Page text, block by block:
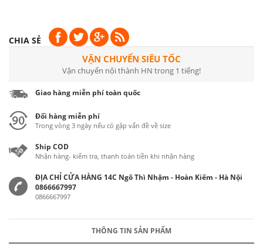
CHIA SẺ
VẬN CHUYỂN SIÊU TỐC
Vận chuyển nội thành HN trong 1 tiếng!
Giao hàng miễn phí toàn quốc
Đổi hàng miễn phí
Trong vòng 3 ngày nếu có gặp vấn đề về size
Ship COD
Nhận hàng- kiểm tra, thanh toán tiền khi nhận hàng
ĐỊA CHỈ CỬA HÀNG 14C Ngô Thì Nhậm - Hoàn Kiếm - Hà Nội
0866667997
0866667997
THÔNG TIN SẢN PHẨM